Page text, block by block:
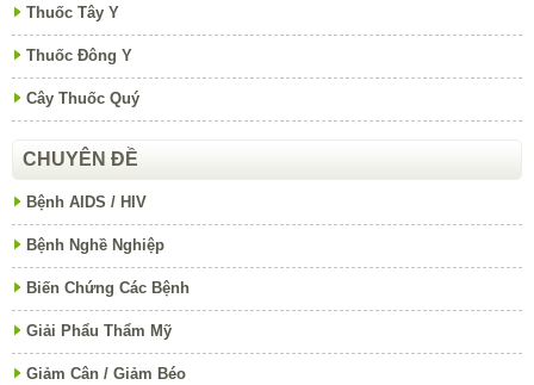
Thuốc Tây Y
Thuốc Đông Y
Cây Thuốc Quý
CHUYÊN ĐỀ
Bệnh AIDS / HIV
Bệnh Nghề Nghiệp
Biến Chứng Các Bệnh
Giải Phẩu Thẩm Mỹ
Giảm Cân / Giảm Béo